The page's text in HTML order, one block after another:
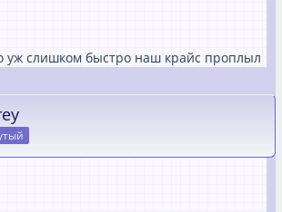
уж слишком быстро наш крайс проплыл